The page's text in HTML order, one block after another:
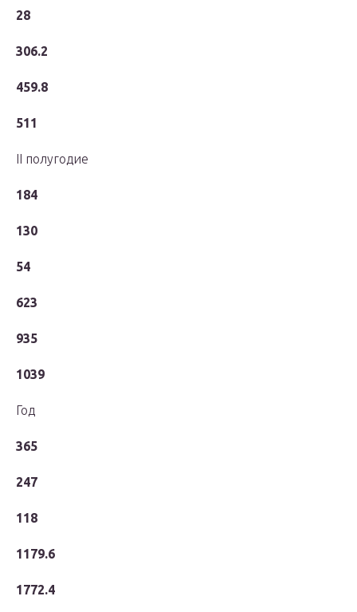
28
306.2
459.8
511
II полугодие
184
130
54
623
935
1039
Год
365
247
118
1179.6
1772.4